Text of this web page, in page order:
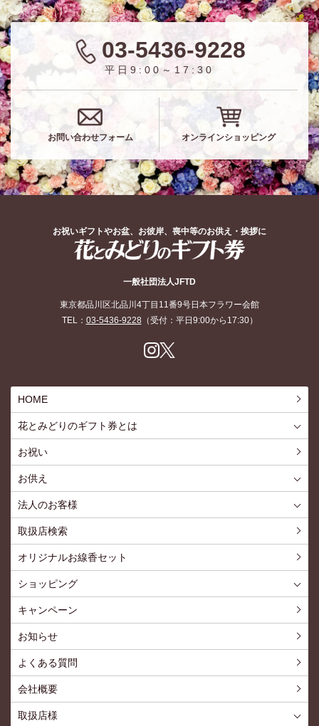
03-5436-9228
平日9:00～17:30
お問い合わせフォーム オンラインショッピング
お祝いギフトやお盆、お彼岸、喪中等のお供え・挨拶に
一般社団法人JFTD
東京都品川区北品川4丁目11番9号日本フラワー会館
TEL： 03-5436-9228 （受付：平日9:00から17:30）
HOME
花とみどりのギフト券とは
お祝い
お供え
法人のお客様
取扱店検索
オリジナルお線香セット
ショッピング
キャンペーン
お知らせ
よくある質問
会社概要
取扱店様